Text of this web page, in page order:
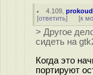
4.109 ,
[ответить] [к
> Другое
сидеть на
Когда это
портируют